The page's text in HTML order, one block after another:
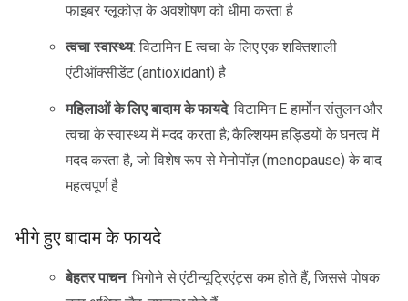
फाइबर ग्लूकोज़ के अवशोषण को धीमा करता है
त्वचा स्वास्थ्य: विटामिन E त्वचा के लिए एक शक्तिशाली
एंटीऑक्सीडेंट (antioxidant) है
महिलाओं के लिए बादाम के फायदे: विटामिन E हार्मोन संतुलन और
त्वचा के स्वास्थ्य में मदद करता है; कैल्शियम हड्डियों के घनत्व में
मदद करता है, जो विशेष रूप से मेनोपॉज़ (menopause) के बाद
महत्वपूर्ण है
भीगे हुए बादाम के फायदे
बेहतर पाचन: भिगोने से एंटीन्यूट्रिएंट्स कम होते हैं, जिससे पोषक